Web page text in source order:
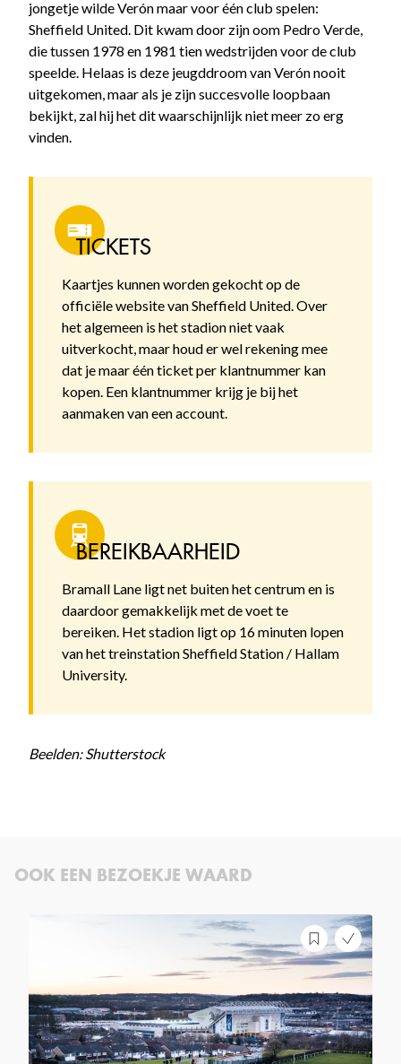
jongetje wilde Verón maar voor één club spelen:
Sheffield United. Dit kwam door zijn oom Pedro Verde,
die tussen 1978 en 1981 tien wedstrijden voor de club
speelde. Helaas is deze jeugddroom van Verón nooit
uitgekomen, maar als je zijn succesvolle loopbaan
bekijkt, zal hij het dit waarschijnlijk niet meer zo erg
vinden.
TICKETS
Kaartjes kunnen worden gekocht op de
officiële website van Sheffield United. Over
het algemeen is het stadion niet vaak
uitverkocht, maar houd er wel rekening mee
dat je maar één ticket per klantnummer kan
kopen. Een klantnummer krijg je bij het
aanmaken van een account.
BEREIKBAARHEID
Bramall Lane ligt net buiten het centrum en is
daardoor gemakkelijk met de voet te
bereiken. Het stadion ligt op 16 minuten lopen
van het treinstation Sheffield Station / Hallam
University.
Beelden: Shutterstock
OOK EEN BEZOEKJE WAARD